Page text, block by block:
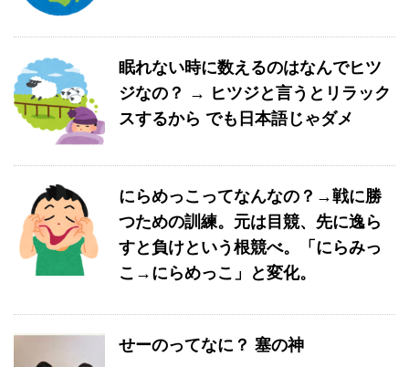
眠れない時に数えるのはなんでヒツ
ジなの？ → ヒツジと言うとリラック
スするから でも日本語じゃダメ
にらめっこってなんなの？→戦に勝
つための訓練。元は目競、先に逸ら
すと負けという根競べ。「にらみっ
こ→にらめっこ」と変化。
せーのってなに？ 塞の神